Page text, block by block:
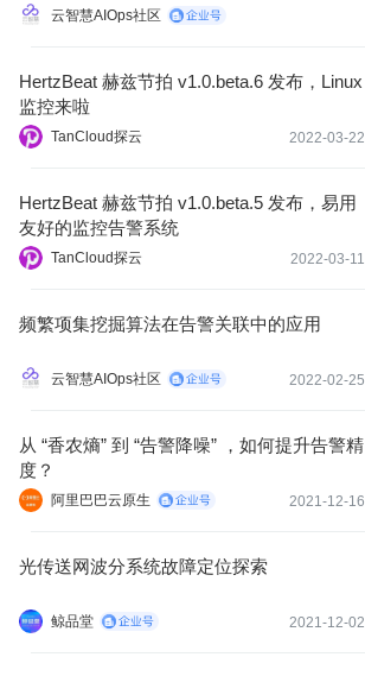
云智慧AIOps社区
进行的《AIOps指标相关算法体系》分享。
HertzBeat 赫兹节拍 v1.0.beta.6 发布，Linux
监控来啦
TanCloud探云 2022-03-22
HertzBeat 赫兹节拍 v1.0.beta.5 发布，易用
友好的监控告警系统
TanCloud探云 2022-03-11
频繁项集挖掘算法在告警关联中的应用
云智慧AIOps社区 2022-02-25
从 “香农熵” 到 “告警降噪” ，如何提升告警精
度？
阿里巴巴云原生 2021-12-16
光传送网波分系统故障定位探索
鲸品堂 2021-12-02